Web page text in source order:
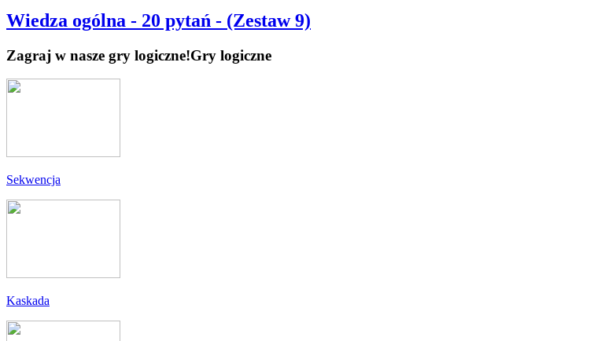
Wiedza ogólna - 20 pytań - (Zestaw 9)
Zagraj w nasze gry logiczne!Gry logiczne
Sekwencja
Kaskada